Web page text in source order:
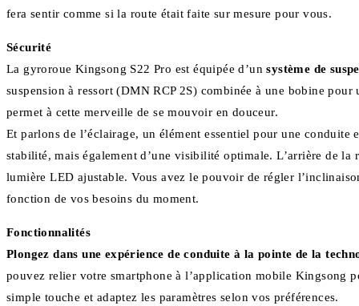
fera sentir comme si la route était faite sur mesure pour vous.
Sécurité
La gyroroue Kingsong S22 Pro est équipée d’unsystème de
suspension à ressort (DMN RCP 2S) combinée à une bobine
permet à cette merveille de se mouvoir en douceur.
Et parlons de l’éclairage, un élément essentiel pour une
stabilité, mais également d’une visibilité optimale. L’arrière de
lumière LED ajustable. Vous avez le pouvoir de régler
fonction de vos besoins du moment.
Fonctionnalités
Plongez dans une expérience de conduite à la pointe de la
pouvez relier votre smartphone à l’application mobile Kingsong
simple touche et adaptez les paramètres selon vos préférences.